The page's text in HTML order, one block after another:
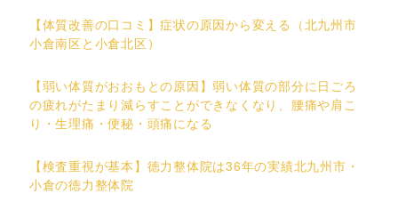
【体質改善の口コミ】症状の原因から変える（北九州市
小倉南区と小倉北区）
【弱い体質がおおもとの原因】弱い体質の部分に日ごろ
の疲れがたまり減らすことができなくなり、腰痛や肩こ
り・生理痛・便秘・頭痛になる
【検査重視が基本】徳力整体院は36年の実績北九州市・
小倉の徳力整体院